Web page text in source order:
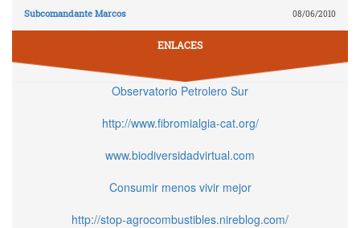
Subcomandante Marcos 08/06/2010
ENLACES
Observatorio Petrolero Sur
http://www.fibromialgia-cat.org/
www.biodiversidadvirtual.com
Consumir menos vivir mejor
http://stop-agrocombustibles.nireblog.com/